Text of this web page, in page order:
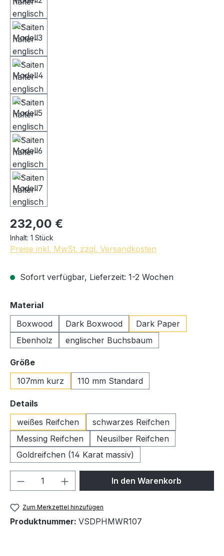
232,00 €
Inhalt: 1 Stück
Preise inkl. MwSt. zzgl. Versandkosten
Sofort verfügbar, Lieferzeit: 1-2 Wochen
Materialauswählen
Boxwood
Dark Boxwood
Dark Paper
Ebenholz
englischer Buchsbaum
Größeauswählen
107mm kurz
110 mm Standard
Detailsauswählen
weißes Reifchen
schwarzes Reifchen
Messing Reifchen
Neusilber Reifchen
Goldreifchen (14 Karat massiv)
Produkt Anzahl: Gib denIn den Warenkorb
Zum Merkzettel hinzufügen
Produktnummer: VSDPHMWR107